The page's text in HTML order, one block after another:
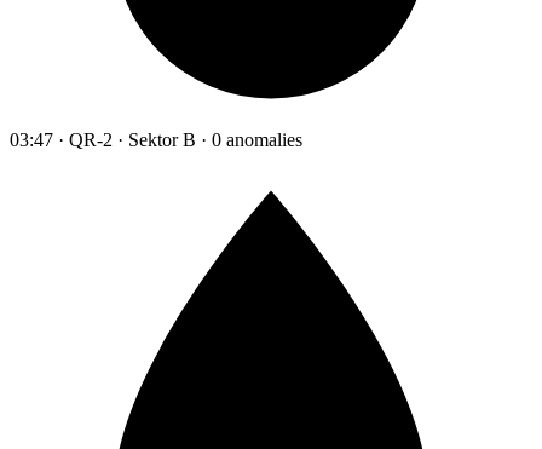
03:47 · QR-2 · Sektor B · 0 anomalies